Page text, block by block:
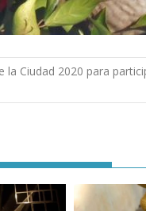
la Ciudad 2020 para